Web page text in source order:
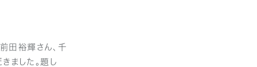
田裕輝さん、千
ました。題し